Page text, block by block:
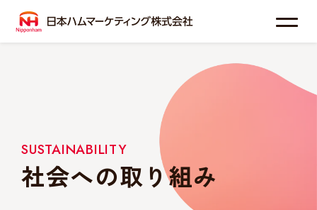
わたしたちについて
事業紹介
お知らせ
SUSTAINABILITY
社会への取り組み